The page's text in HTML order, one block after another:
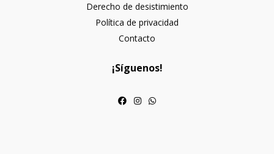
Derecho de desistimiento
Política de privacidad
Contacto
¡Síguenos!